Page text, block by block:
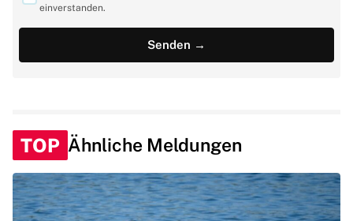
einverstanden.
TOP Ähnliche Meldungen